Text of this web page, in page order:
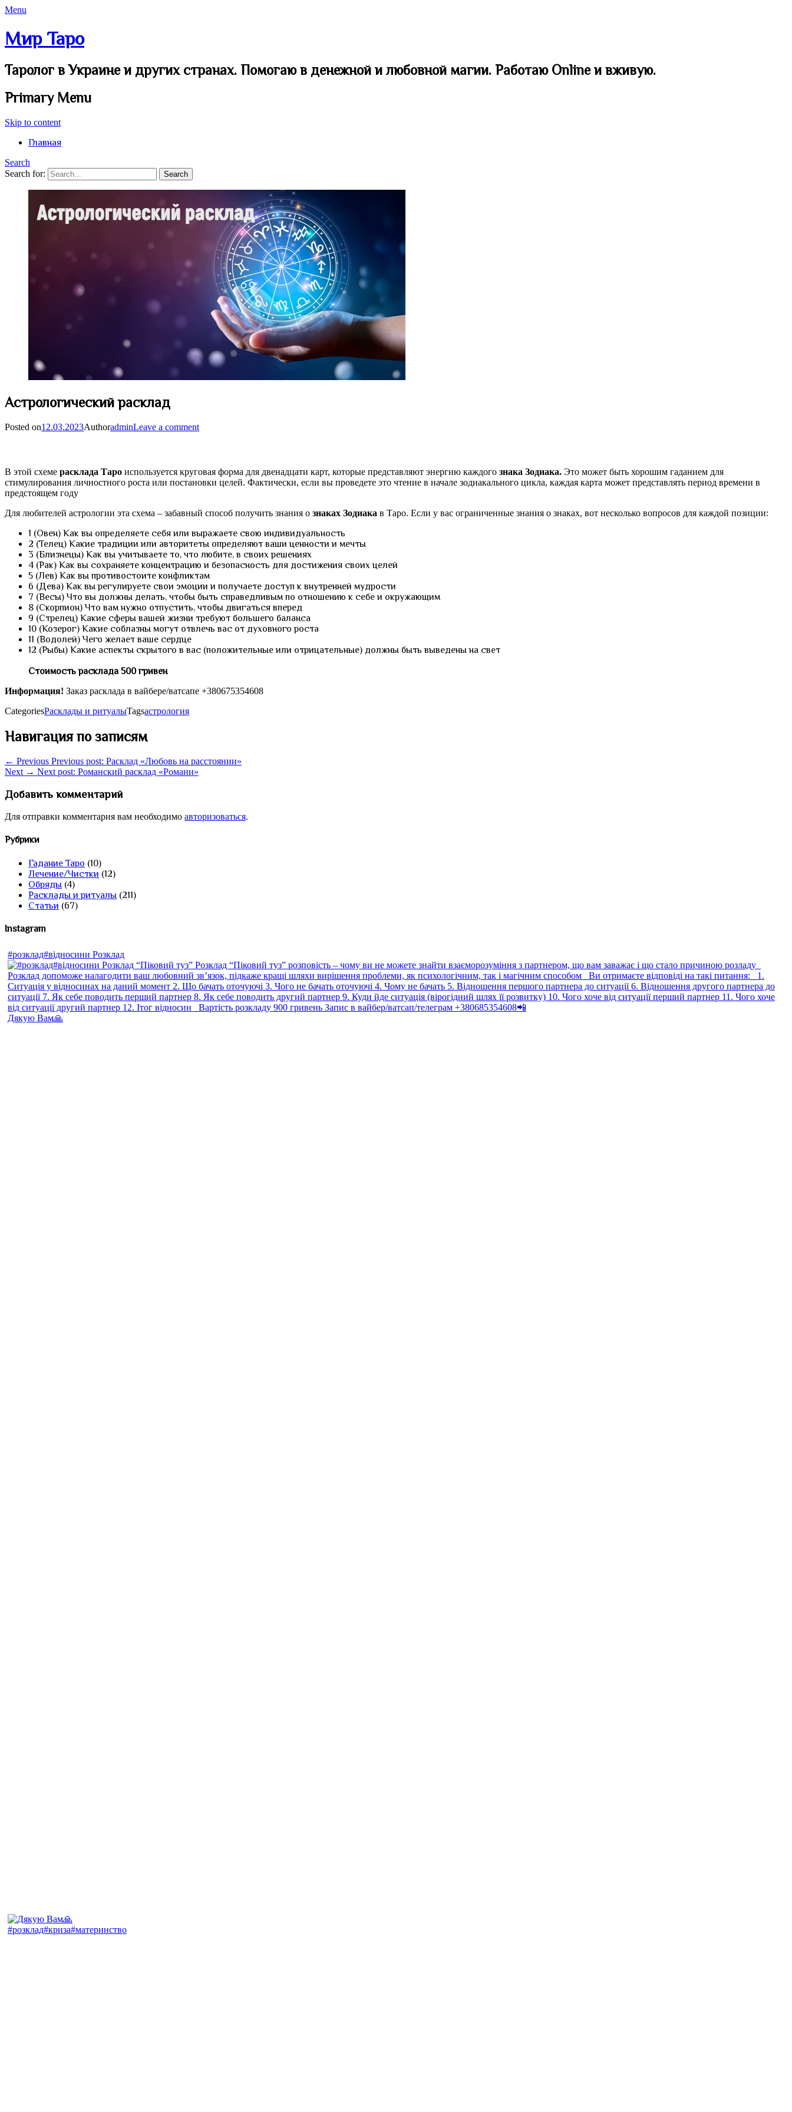
Menu
Мир Таро
Таролог в Украине и других странах. Помогаю в денежной и любовной магии. Работаю Online и вживую.
Primary Menu
Skip to content
Главная
Search
Search for:
Астрологический расклад
Posted on12.03.2023AuthoradminLeave a comment
В этой схеме расклада Таро используется круговая форма для двенадцати карт, которые представляют энергию каждого знака Зодиака. Это может быть хорошим гаданием для
стимулирования личностного роста или постановки целей. Фактически, если вы проведете это чтение в начале зодиакального цикла, каждая карта может представлять период времени в
предстоящем году
Для любителей астрологии эта схема – забавный способ получить знания о знаках Зодиака в Таро. Если у вас ограниченные знания о знаках, вот несколько вопросов для каждой позиции:
1 (Овен) Как вы определяете себя или выражаете свою индивидуальность
2 (Телец) Какие традиции или авторитеты определяют ваши ценности и мечты
3 (Близнецы) Как вы учитываете то, что любите, в своих решениях
4 (Рак) Как вы сохраняете концентрацию и безопасность для достижения своих целей
5 (Лев) Как вы противостоите конфликтам
6 (Дева) Как вы регулируете свои эмоции и получаете доступ к внутренней мудрости
7 (Весы) Что вы должны делать, чтобы быть справедливым по отношению к себе и окружающим
8 (Скорпион) Что вам нужно отпустить, чтобы двигаться вперед
9 (Стрелец) Какие сферы вашей жизни требуют большего баланса
10 (Козерог) Какие соблазны могут отвлечь вас от духовного роста
11 (Водолей) Чего желает ваше сердце
12 (Рыбы) Какие аспекты скрытого в вас (положительные или отрицательные) должны быть выведены на свет
Стоимость расклада 500 гривен
Информация! Заказ расклада в вайбере/ватсапе +380675354608
CategoriesРасклады и ритуалыTagsастрология
Навигация по записям
← Previous Previous post: Расклад «Любовь на расстоянии»
Next → Next post: Романский расклад «Романи»
Добавить комментарий
Для отправки комментария вам необходимо авторизоваться.
Рубрики
Гадание Таро (10)
Лечение/Чистки (12)
Обряды (4)
Расклады и ритуалы (211)
Статьи (67)
Instagram
#розклад#відносини Розклад
Дякую Вам🙏
#розклад#криза#материнство